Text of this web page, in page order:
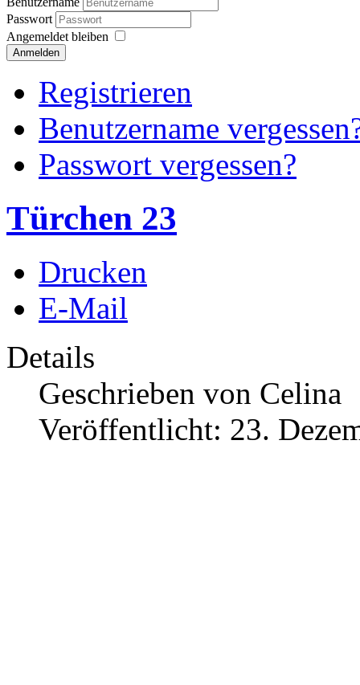
Passwort
Angemeldet bleiben
Anmelden
Registrieren
Benutzername
Passwort vergessen?
Türchen 23
Drucken
E-Mail
Details
Geschrieben von Celina
Veröffentlicht: 23.